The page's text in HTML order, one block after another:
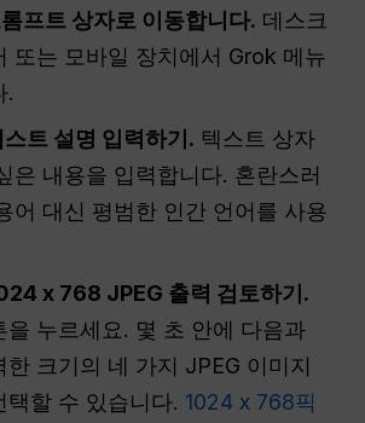
프트 상자로 이동합니다. 데스크
또는 모바일 장치에서 Grok 메뉴
.
트 설명 입력하기. 텍스트 상자
은 내용을 입력합니다. 혼란스러
어 대신 평범한 인간 언어를 사용
x 768 JPEG 출력 검토하기.
을 누르세요. 몇 초 안에 다음과
한 크기의 네 가지 JPEG 이미지
택할 수 있습니다. 1024 x 768픽